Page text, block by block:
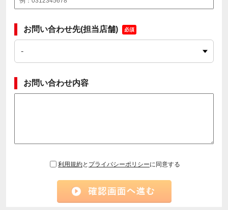
お問い合わせ先(担当店舗) 必須
お問い合わせ内容
利用規約と プライバシーポリシーに同意する